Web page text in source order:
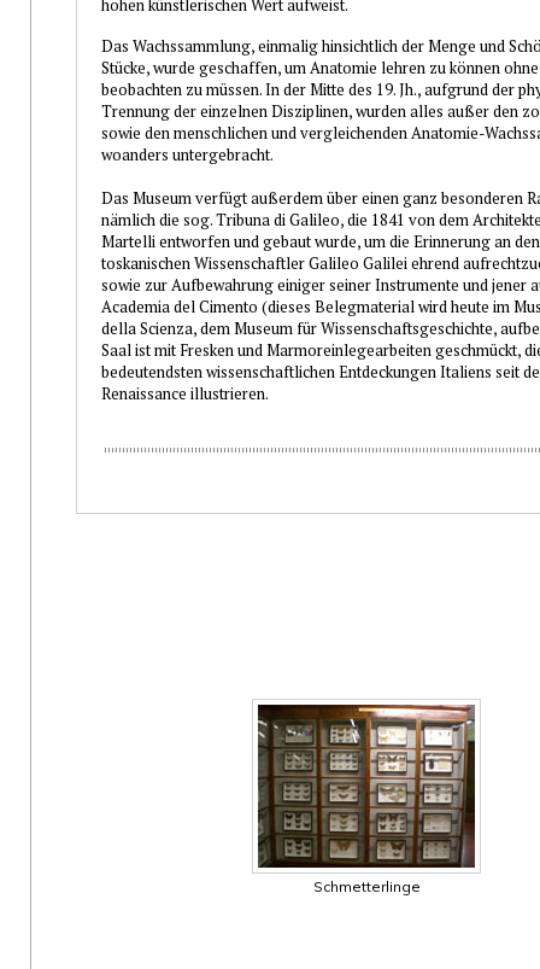
hohen künstlerischen Wert aufweist.
Das Wachssammlung, einmalig hinsichtlich der Menge und
Stücke, wurde geschaffen, um Anatomie lehren zu können
beobachten zu müssen. In der Mitte des 19. Jh., aufgrund der
Trennung der einzelnen Disziplinen, wurden alles außer den
sowie den menschlichen und vergleichenden Anatomie-
woanders untergebracht.
Das Museum verfügt außerdem über einen ganz besonderen
nämlich die sog. Tribuna di Galileo, die 1841 von dem
Martelli entworfen und gebaut wurde, um die Erinnerung an
toskanischen Wissenschaftler Galileo Galilei ehrend
sowie zur Aufbewahrung einiger seiner Instrumente und jener
Academia del Cimento (dieses Belegmaterial wird heute im
della Scienza, dem Museum für Wissenschaftsgeschichte,
Saal ist mit Fresken und Marmoreinlegearbeiten geschmückt,
bedeutendsten wissenschaftlichen Entdeckungen Italiens seit
Renaissance illustrieren.
Schmetterlinge